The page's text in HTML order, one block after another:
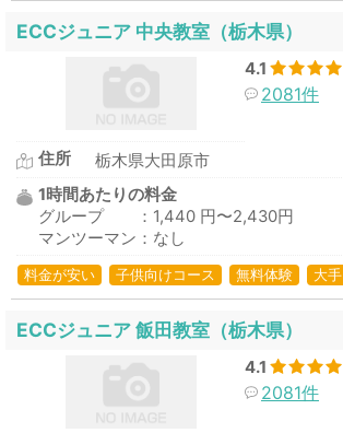
ECCジュニア 中央教室（栃木県）
4.1
2081件
住所
栃木県大田原市
1時間あたりの料金
グループ ：1,440 円〜2,430円
マンツーマン：なし
料金が安い 子供向けコース 無料体験 大手
ECCジュニア 飯田教室（栃木県）
4.1
2081件